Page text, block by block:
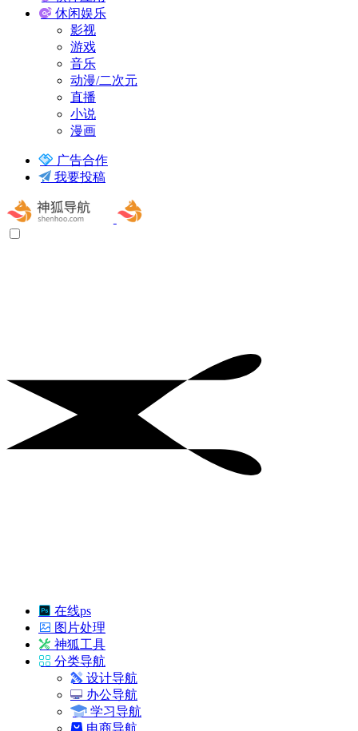
休闲娱乐
影视
游戏
音乐
动漫/二次元
直播
小说
漫画
广告合作
我要投稿
在线ps
图片处理
神狐工具
分类导航
设计导航
办公导航
学习导航
电商导航